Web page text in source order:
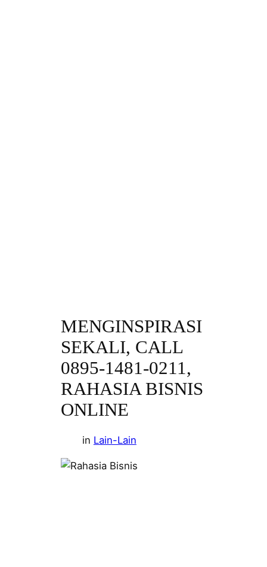
MENGINSPIRASI
SEKALI, CALL
0895-1481-0211,
RAHASIA BISNIS
ONLINE
in Lain-Lain